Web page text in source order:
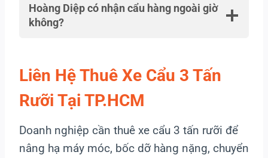
Hoàng Diệp có nhận cẩu hàng ngoài giờ
không?
Liên Hệ Thuê Xe Cẩu 3 Tấn
Rưỡi Tại TP.HCM
Doanh nghiệp cần thuê xe cẩu 3 tấn rưỡi để
nâng hạ máy móc, bốc dỡ hàng nặng, chuyển